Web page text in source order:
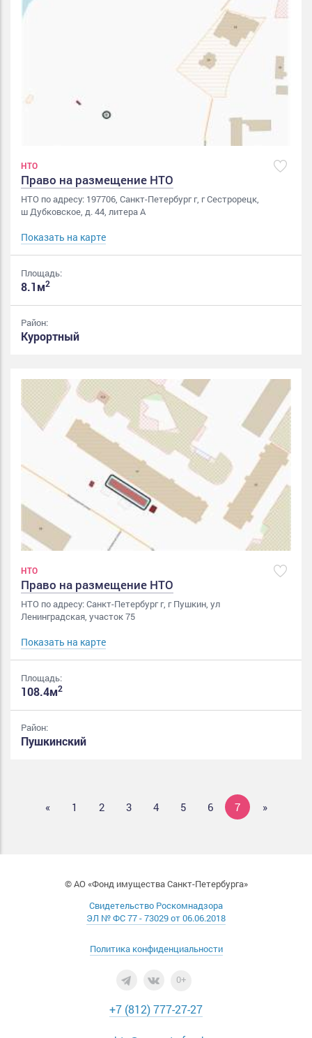
НТО
Право на размещение НТО
НТО по адресу: 197706, Санкт-Петербург г, г Сестрорецк,
ш Дубковское, д. 44, литера А
Показать на карте
Площадь:
8.1м2
Район:
Курортный
НТО
Право на размещение НТО
НТО по адресу: Санкт-Петербург г, г Пушкин, ул
Ленинградская, участок 75
Показать на карте
Площадь:
108.4м2
Район:
Пушкинский
« 1 2 3 4 5 6 7 »
© АО «Фонд имущества Санкт-Петербурга»
Свидетельство Роскомнадзора
ЭЛ № ФС 77 - 73029 от 06.06.2018
Политика конфиденциальности
0+
+7 (812) 777-27-27